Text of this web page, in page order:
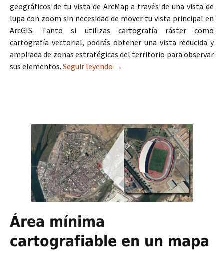
geográficos de tu vista de ArcMap a través de una vista de
lupa con zoom sin necesidad de mover tu vista principal en
ArcGIS. Tanto si utilizas cartografía ráster como
cartografía vectorial, podrás obtener una vista reducida y
ampliada de zonas estratégicas del territorio para observar
sus elementos. Seguir leyendo Geotip nº6: Vista de lupa en
→
Área mínima
cartografiable en un mapa